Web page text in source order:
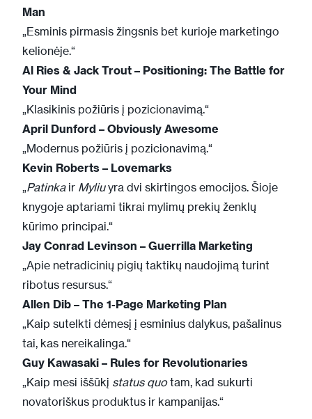
Man
„Esminis pirmasis žingsnis bet kurioje marketingo
kelionėje.“
Al Ries & Jack Trout – Positioning: The Battle for
Your Mind
„Klasikinis požiūris į pozicionavimą.“
April Dunford – Obviously Awesome
„Modernus požiūris į pozicionavimą.“
Kevin Roberts – Lovemarks
„Patinkair Myliuyra dvi skirtingos emocijos. Šioje
knygoje aptariami tikrai mylimų prekių ženklų
kūrimo principai.“
Jay Conrad Levinson – Guerrilla Marketing
„Apie netradicinių pigių taktikų naudojimą turint
ribotus resursus.“
Allen Dib – The 1-Page Marketing Plan
„Kaip sutelkti dėmesį į esminius dalykus, pašalinus
tai, kas nereikalinga.“
Guy Kawasaki – Rules for Revolutionaries
„Kaip mesi iššūkį status quotam, kad sukurti
novatoriškus produktus ir kampanijas.“